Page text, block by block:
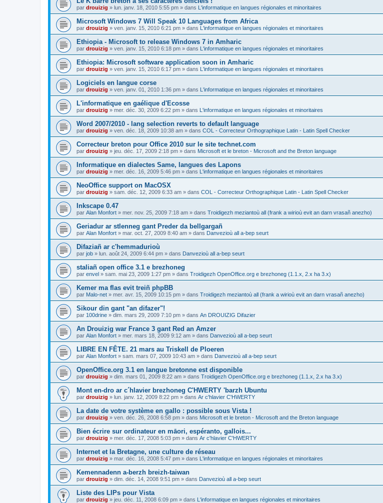
par drouizig » lun. janv. 18, 2010 5:55 pm » dans L'informatique en langues régionales et minoritaires
Microsoft Windows 7 Will Speak 10 Languages from Africa
par drouizig » ven. janv. 15, 2010 6:21 pm » dans L'informatique en langues régionales et minoritaires
Ethiopia - Microsoft to release Windows 7 in Amharic
par drouizig » ven. janv. 15, 2010 6:18 pm » dans L'informatique en langues régionales et minoritaires
Ethiopia: Microsoft software application soon in Amharic
par drouizig » ven. janv. 15, 2010 6:17 pm » dans L'informatique en langues régionales et minoritaires
Logiciels en langue corse
par drouizig » ven. janv. 01, 2010 1:36 pm » dans L'informatique en langues régionales et minoritaires
L'informatique en gaélique d'Ecosse
par drouizig » mer. déc. 30, 2009 6:22 pm » dans L'informatique en langues régionales et minoritaires
Word 2007/2010 - lang selection reverts to default language
par drouizig » ven. déc. 18, 2009 10:38 am » dans COL - Correcteur Orthographique Latin - Latin Spell Checker
Correcteur breton pour Office 2010 sur le site technet.com
par drouizig » jeu. déc. 17, 2009 2:18 pm » dans Microsoft et le breton - Microsoft and the Breton language
Informatique en dialectes Same, langues des Lapons
par drouizig » mer. déc. 16, 2009 5:46 pm » dans L'informatique en langues régionales et minoritaires
NeoOffice support on MacOSX
par drouizig » sam. déc. 12, 2009 6:33 am » dans COL - Correcteur Orthographique Latin - Latin Spell Checker
Inkscape 0.47
par Alan Monfort » mer. nov. 25, 2009 7:18 am » dans Troidigezh meziantoù all (frank a wirioù evit an darn vrasañ anezho)
Geriadur ar stlenneg gant Preder da bellgargañ
par Alan Monfort » mar. oct. 27, 2009 8:40 am » dans Danvezioù all a-bep seurt
Difaziañ ar c'hemmadurioù
par job » lun. août 24, 2009 6:44 pm » dans Danvezioù all a-bep seurt
staliañ open office 3.1 e brezhoneg
par envel » sam. mai 23, 2009 1:27 pm » dans Troidigezh OpenOffice.org e brezhoneg (1.1.x, 2.x ha 3.x)
Kemer ma flas evit treiñ phpBB
par Malo-net » mer. avr. 15, 2009 10:15 pm » dans Troidigezh meziantoù all (frank a wirioù evit an darn vrasañ anezho)
Sikour din gant "an difazer"!
par 100drine » dim. mars 29, 2009 7:10 pm » dans An DROUIZIG Difazier
An Drouizig war France 3 gant Red an Amzer
par Alan Monfort » mer. mars 18, 2009 9:12 am » dans Danvezioù all a-bep seurt
LIBRE EN FÊTE. 21 mars au Triskell de Ploeren
par Alan Monfort » sam. mars 07, 2009 10:43 am » dans Danvezioù all a-bep seurt
OpenOffice.org 3.1 en langue bretonne est disponible
par drouizig » dim. mars 01, 2009 8:22 am » dans Troidigezh OpenOffice.org e brezhoneg (1.1.x, 2.x ha 3.x)
Mont en-dro ar c´hlavier brezhoneg C'HWERTY 'barzh Ubuntu
par drouizig » lun. janv. 12, 2009 8:22 pm » dans Ar c'hlavier C'HWERTY
La date de votre système en gallo : possible sous Vista !
par drouizig » ven. déc. 26, 2008 6:58 pm » dans Microsoft et le breton - Microsoft and the Breton language
Bien écrire sur ordinateur en māori, espéranto, gallois...
par drouizig » mer. déc. 17, 2008 5:03 pm » dans Ar c'hlavier C'HWERTY
Internet et la Bretagne, une culture de réseau
par drouizig » mar. déc. 16, 2008 5:47 pm » dans L'informatique en langues régionales et minoritaires
Kemennadenn a-berzh breizh-taiwan
par drouizig » dim. déc. 14, 2008 9:51 pm » dans Danvezioù all a-bep seurt
Liste des LIPs pour Vista
par drouizig » jeu. déc. 11, 2008 6:09 pm » dans L'informatique en langues régionales et minoritaires